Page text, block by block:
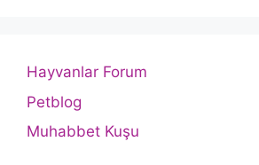
Hayvanlar Forum
Petblog
Muhabbet Kuşu